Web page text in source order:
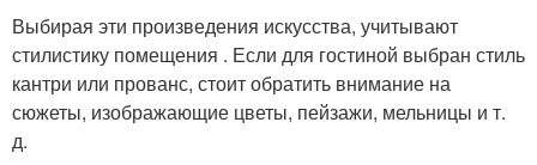
Выбирая эти произведения искусства, учитывают
стилистику помещения . Если для гостиной выбран стиль
кантри или прованс, стоит обратить внимание на
сюжеты, изображающие цветы, пейзажи, мельницы и т.
д.